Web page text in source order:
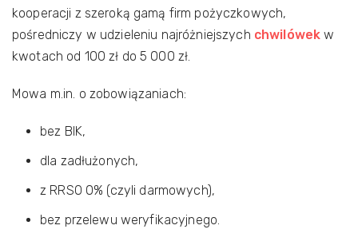
kooperacji z szeroką gamą firm pożyczkowych,
pośredniczy w udzieleniu najróżniejszych chwilówek w
kwotach od 100 zł do 5 000 zł.
Mowa m.in. o zobowiązaniach:
bez BIK,
dla zadłużonych,
z RRSO 0% (czyli darmowych),
bez przelewu weryfikacyjnego.